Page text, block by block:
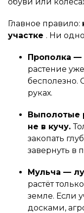
Главное правило:
участке . Ни
Прополка —
растение
бесполезно.
руках.
Выполотые
не в кучу.
закопать
завернуть в
Мульча —
растёт
земле. Если
досками,